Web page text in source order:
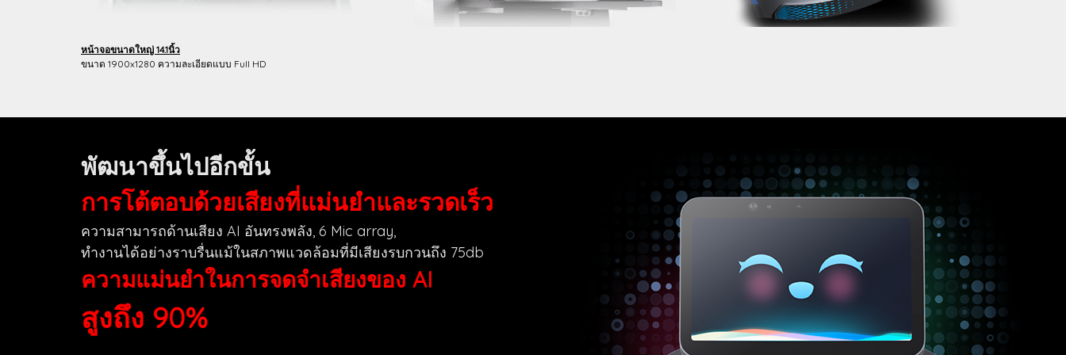
หน้าจอขนาดใหญ่ 14.1นิ้ว
ขนาด 1900x1280 ความละเอียดแบบ Full HD
พัฒนาขึ้นไปอีกขั้น
การโต้ตอบด้วยเสียงที่แม่นยำและรวดเร็ว
ความสามารถด้านเสียง AI อันทรงพลัง, 6 Mic array,
ทำงานได้อย่างราบรื่นแม้ในสภาพแวดล้อมที่มีเสียงรบกวนถึง 75db
ความแม่นยำในการจดจำเสียงของ AI
สูงถึง 90%